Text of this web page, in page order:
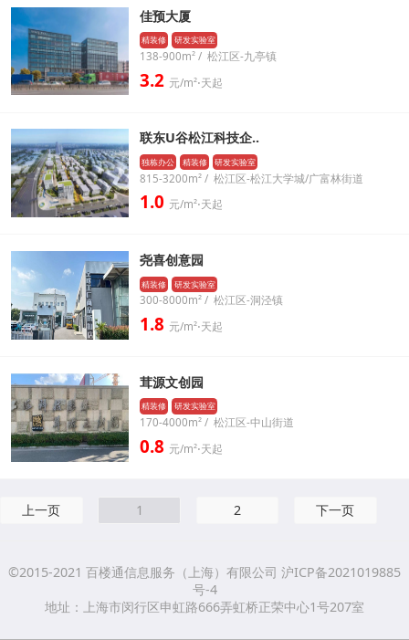
佳预大厦
精装修 研发实验室
138-900m² / 松江区-九亭镇
3.2 元/m²⋅天起
联东U谷松江科技企..
独栋办公 精装修 研发实验室
815-3200m² / 松江区-松江大学城/广富林街道
1.0 元/m²⋅天起
尧喜创意园
精装修 研发实验室
300-8000m² / 松江区-洞泾镇
1.8 元/m²⋅天起
茸源文创园
精装修 研发实验室
170-4000m² / 松江区-中山街道
0.8 元/m²⋅天起
上一页 1 2 下一页
©2015-2021 百楼通信息服务（上海）有限公司 沪ICP备2021019885
号-4
地址：上海市闵行区申虹路666弄虹桥正荣中心1号207室